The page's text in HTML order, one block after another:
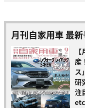
月刊自家用車 最新
産
ス
研
注